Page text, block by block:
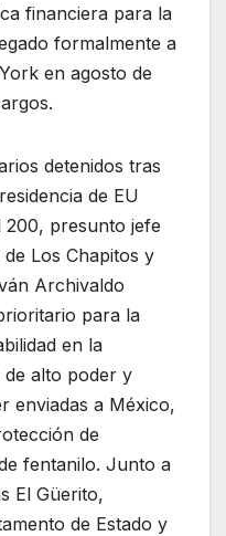
financiera para la
formalmente a
en agosto de
detenidos tras
de EU
presunto jefe
Los Chapitos y
Archivaldo
para la
en la
de alto poder y
enviadas a México,
de
fentanilo. Junto a
El Güerito,
de Estado y